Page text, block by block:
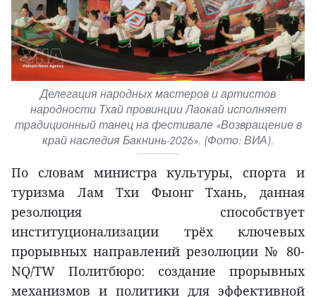
Делегация народных мастеров и артистов
народности Тхай провинции Лаокай исполняет
традиционный танец на фестивале «Возвращение в
край наследия Бакнинь-2026». (Фото: ВИА).
По словам министра культуры, спорта и
туризма Лам Тхи Фыонг Тхань, данная
резолюция способствует
институционализации трёх ключевых
прорывных направлений резолюции № 80-
NQ/TW Политбюро: создание прорывных
механизмов и политики для эффективной